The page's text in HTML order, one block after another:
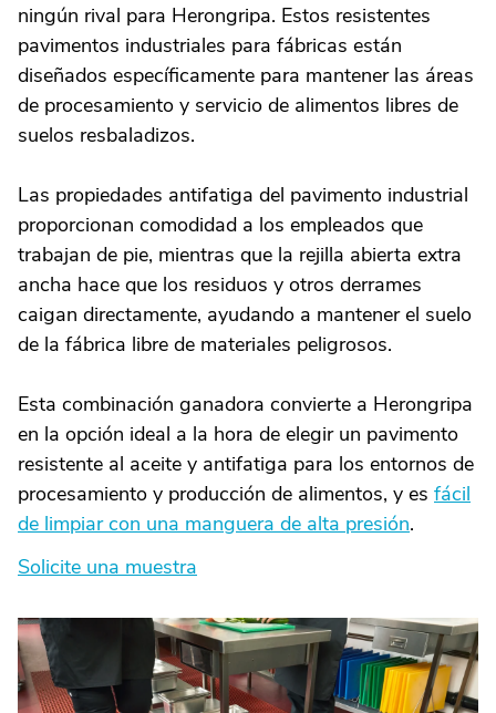
ningún rival para Herongripa. Estos resistentes
pavimentos industriales para fábricas están
diseñados específicamente para mantener las áreas
de procesamiento y servicio de alimentos libres de
suelos resbaladizos.
Las propiedades antifatiga del pavimento industrial
proporcionan comodidad a los empleados que
trabajan de pie, mientras que la rejilla abierta extra
ancha hace que los residuos y otros derrames
caigan directamente, ayudando a mantener el suelo
de la fábrica libre de materiales peligrosos.
Esta combinación ganadora convierte a Herongripa
en la opción ideal a la hora de elegir un pavimento
resistente al aceite y antifatiga para los entornos de
procesamiento y producción de alimentos, y es fácil
de limpiar con una manguera de alta presión.
Solicite una muestra